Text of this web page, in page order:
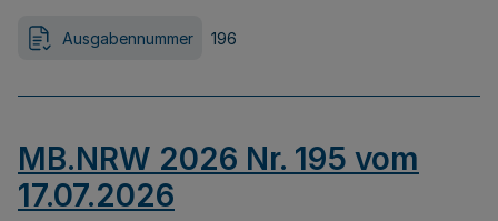
Ausgabennummer 196
MB.NRW 2026 Nr. 195 vom
17.07.2026